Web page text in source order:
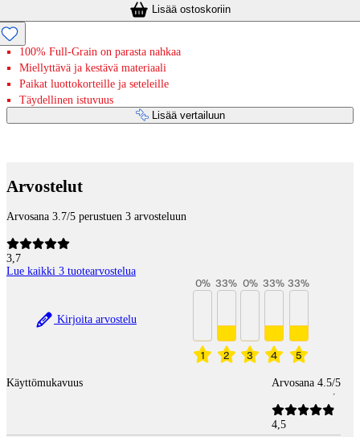
Lisää ostoskoriin
100% Full-Grain on parasta nahkaa
Miellyttävä ja kestävä materiaali
Paikat luottokorteille ja seteleille
Täydellinen istuvuus
Lisää vertailuun
Arvostelut
Arvosana 3.7/5 perustuen 3 arvosteluun
3,7
Lue kaikki 3 tuotearvostelua
Kirjoita arvostelu
1
0%
2
33%
3
0%
4
33%
5
33%
Käyttömukavuus Arvosana 4.5/5
4,5